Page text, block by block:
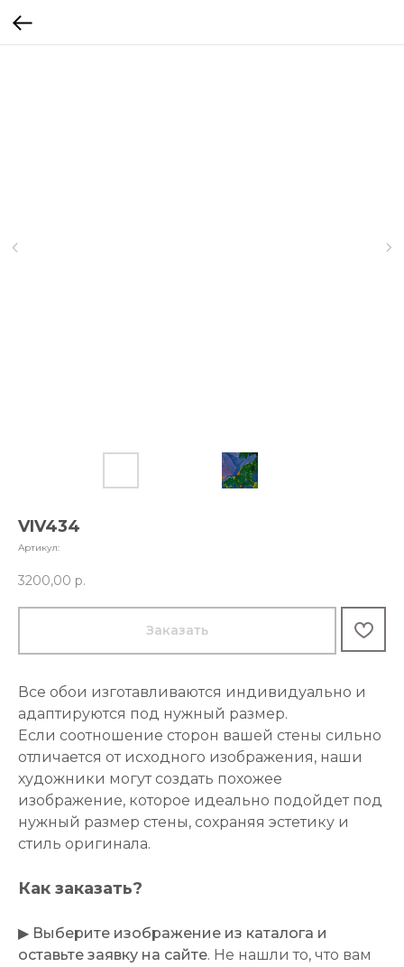
VIV434
Артикул:
3200,00 р.
Заказать
Все обои изготавливаются индивидуально и
адаптируются под нужный размер.
Если соотношение сторон вашей стены сильно
отличается от исходного изображения, наши
художники могут создать похожее
изображение, которое идеально подойдет под
нужный размер стены, сохраняя эстетику и
стиль оригинала.
Как заказать?
▶ Выберите изображение из каталога и
оставьте заявку на сайте. Не нашли то, что вам